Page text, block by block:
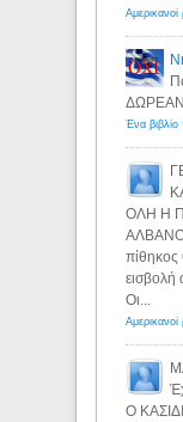
ΟΛΗ Η
πίθηκος
εισβολή
Οι...
Ο